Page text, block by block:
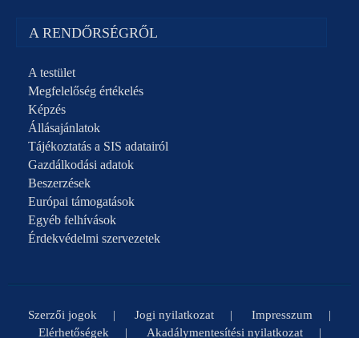
A RENDŐRSÉGRŐL
A testület
Megfelelőség értékelés
Képzés
Állásajánlatok
Tájékoztatás a SIS adatairól
Gazdálkodási adatok
Beszerzések
Európai támogatások
Egyéb felhívások
Érdekvédelmi szervezetek
Szerzői jogok Jogi nyilatkozat
Impresszum
Elérhetőségek
Akadálymentesítési nyilatkozat